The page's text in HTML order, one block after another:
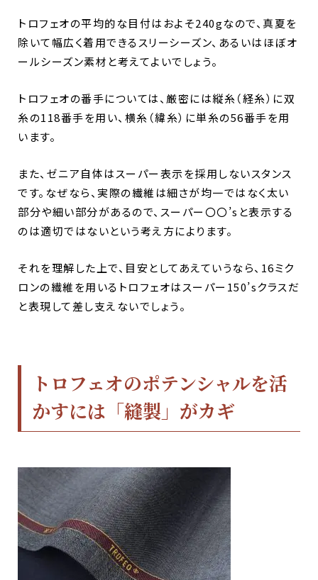
トロフェオの平均的な目付はおよそ240gなので、真夏を
除いて幅広く着用できるスリーシーズン、あるいはほぼオ
ールシーズン素材と考えてよいでしょう。
トロフェオの番手については、厳密には縦糸（経糸）に双
糸の118番手を用い、横糸（緯糸）に単糸の56番手を用
います。
また、ゼニア自体はスーパー表示を採用しないスタンス
です。なぜなら、実際の繊維は細さが均一ではなく太い
部分や細い部分があるので、スーパー〇〇’sと表示する
のは適切ではないという考え方によります。
それを理解した上で、目安としてあえていうなら、16ミク
ロンの繊維を用いるトロフェオはスーパー150’sクラスだ
と表現して差し支えないでしょう。
トロフェオのポテンシャルを活
かすには「縫製」がカギ